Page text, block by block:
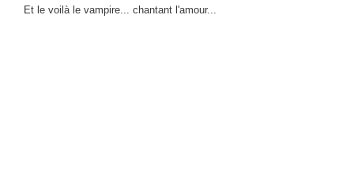
Et le voilà le vampire... chantant l'amour...